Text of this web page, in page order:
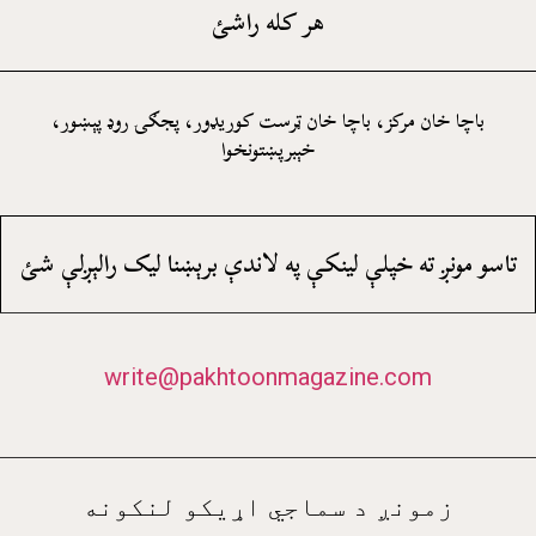
هر کله راشئ
باچا خان مرکز، باچا خان ټرست کوريډور، پجګۍ روډ پېښور،
خېبرپښتونخوا
تاسو مونږ ته خپلې لينکې په لاندې برېښنا ليک رالېږلې شئ
write@pakhtoonmagazine.com
زمونږ د سماجي اړيکو لنکونه